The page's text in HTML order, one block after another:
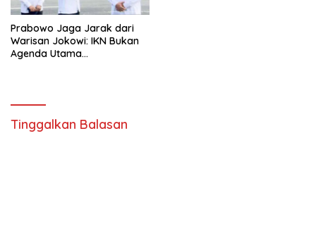
Prabowo Jaga Jarak dari
Warisan Jokowi: IKN Bukan
Agenda Utama
Tinggalkan Balasan